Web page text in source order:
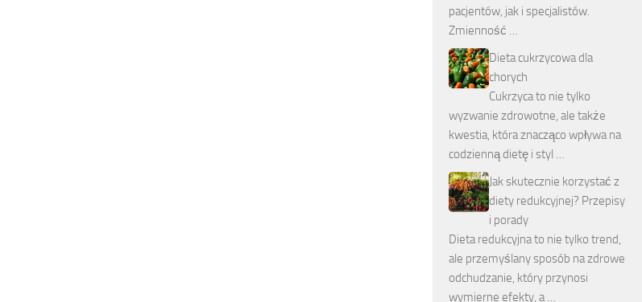
pacjentów, jak i specjalistów.
Zmienność …
Dieta cukrzycowa dla
chorych
Cukrzyca to nie tylko
wyzwanie zdrowotne, ale także
kwestia, która znacząco wpływa na
codzienną dietę i styl …
Jak skutecznie korzystać z
diety redukcyjnej? Przepisy
i porady
Dieta redukcyjna to nie tylko trend,
ale przemyślany sposób na zdrowe
odchudzanie, który przynosi
wymierne efekty, a …